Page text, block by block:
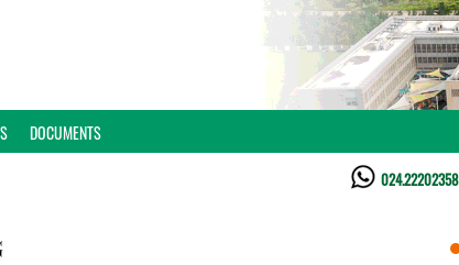
DOCUMENTS
024.22202358